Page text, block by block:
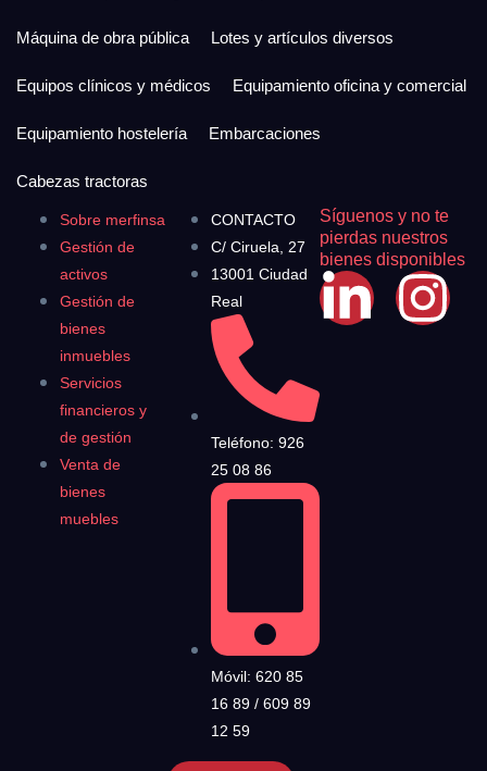
Sobre merfinsa
Gestión de
activos
Gestión de
bienes
inmuebles
Servicios
financieros y
de gestión
Venta de
bienes
muebles
CONTACTO
C/ Ciruela, 27
13001 Ciudad
Real
Teléfono: 926
25 08 86
Móvil: 620 85
16 89 / 609 89
12 59
Síguenos y no te
pierdas nuestros
bienes disponibles
Máquina de obra pública Lotes y artículos diversos
Equipos clínicos y médicos Equipamiento oficina y comercial
Equipamiento hostelería Embarcaciones
Cabezas tractoras